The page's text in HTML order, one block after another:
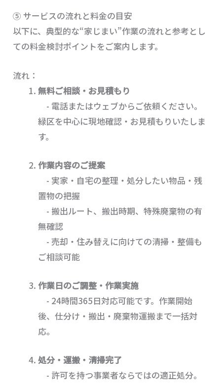
⑤ サービスの流れと料金の目安
以下に、典型的な“家じまい”作業の流れと参考とし
ての料金検討ポイントをご案内します。
流れ：
無料ご相談・お見積もり
- 電話またはウェブからご依頼ください。
緑区を中心に現地確認・お見積もりいたしま
す。
作業内容のご提案
- 実家・自宅の整理・処分したい物品・残
置物の把握
- 搬出ルート、搬出時期、特殊廃棄物の有
無確認
- 売却・住み替えに向けての清掃・整備も
ご相談可能
作業日のご調整・作業実施
- 24時間365日対応可能です。作業開始
後、仕分け・搬出・廃棄物運搬まで一括対
応。
処分・運搬・清掃完了
- 許可を持つ事業者ならではの適正処分。